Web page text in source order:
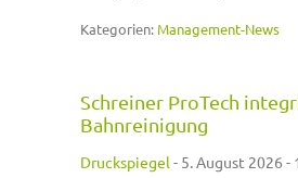
Kategorien: Management-News
Schreiner ProTech
Bahnreinigung
Druckspiegel - 5. August 2026 -